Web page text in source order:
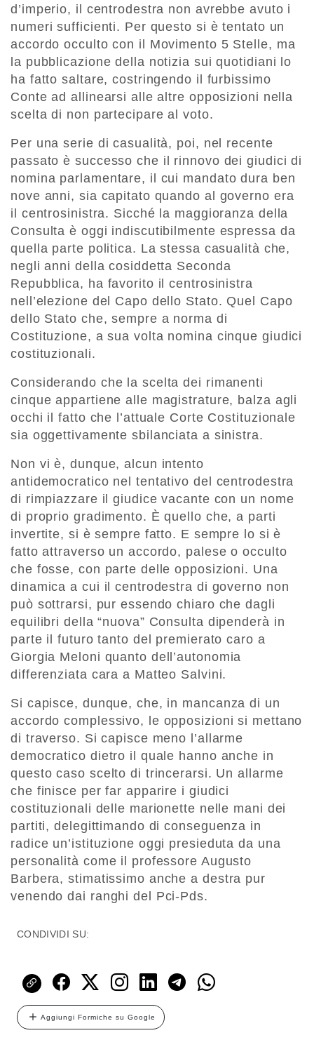
d’imperio, il centrodestra non avrebbe avuto i
numeri sufficienti. Per questo si è tentato un
accordo occulto con il Movimento 5 Stelle, ma
la pubblicazione della notizia sui quotidiani lo
ha fatto saltare, costringendo il furbissimo
Conte ad allinearsi alle altre opposizioni nella
scelta di non partecipare al voto.
Per una serie di casualità, poi, nel recente
passato è successo che il rinnovo dei giudici di
nomina parlamentare, il cui mandato dura ben
nove anni, sia capitato quando al governo era
il centrosinistra. Sicché la maggioranza della
Consulta è oggi indiscutibilmente espressa da
quella parte politica. La stessa casualità che,
negli anni della cosiddetta Seconda
Repubblica, ha favorito il centrosinistra
nell’elezione del Capo dello Stato. Quel Capo
dello Stato che, sempre a norma di
Costituzione, a sua volta nomina cinque giudici
costituzionali.
Considerando che la scelta dei rimanenti
cinque appartiene alle magistrature, balza agli
occhi il fatto che l’attuale Corte Costituzionale
sia oggettivamente sbilanciata a sinistra.
Non vi è, dunque, alcun intento
antidemocratico nel tentativo del centrodestra
di rimpiazzare il giudice vacante con un nome
di proprio gradimento. È quello che, a parti
invertite, si è sempre fatto. E sempre lo si è
fatto attraverso un accordo, palese o occulto
che fosse, con parte delle opposizioni. Una
dinamica a cui il centrodestra di governo non
può sottrarsi, pur essendo chiaro che dagli
equilibri della “nuova” Consulta dipenderà in
parte il futuro tanto del premierato caro a
Giorgia Meloni quanto dell’autonomia
differenziata cara a Matteo Salvini.
Si capisce, dunque, che, in mancanza di un
accordo complessivo, le opposizioni si mettano
di traverso. Si capisce meno l’allarme
democratico dietro il quale hanno anche in
questo caso scelto di trincerarsi. Un allarme
che finisce per far apparire i giudici
costituzionali delle marionette nelle mani dei
partiti, delegittimando di conseguenza in
radice un’istituzione oggi presieduta da una
personalità come il professore Augusto
Barbera, stimatissimo anche a destra pur
venendo dai ranghi del Pci-Pds.
CONDIVIDI SU:
Aggiungi Formiche su Google